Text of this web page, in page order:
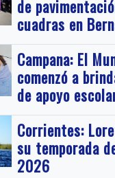
de
cuadras en
Campana: El
comenzó a
de apoyo
Corrientes:
su temporada
2026